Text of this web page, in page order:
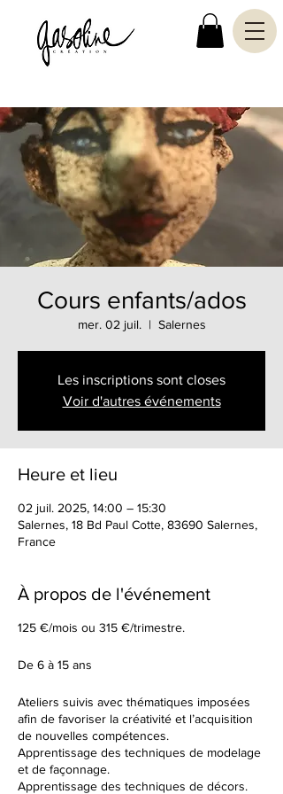
Cours enfants/ados
mer. 02 juil.
  |
Salernes
Les inscriptions sont closes
Voir d'autres événements
Heure et lieu
02 juil. 2025, 14:00 – 15:30
Salernes, 18 Bd Paul Cotte, 83690 Salernes,
France
À propos de l'événement
125 €/mois ou 315 €/trimestre.
De 6 à 15 ans
Ateliers suivis avec thématiques imposées
afin de favoriser la créativité et l’acquisition
de nouvelles compétences.
Apprentissage des techniques de modelage
et de façonnage.
Apprentissage des techniques de décors.